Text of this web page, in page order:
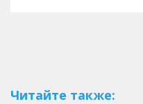
Читайте также: